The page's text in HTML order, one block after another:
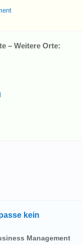
– Weitere Orte:
kein
Management